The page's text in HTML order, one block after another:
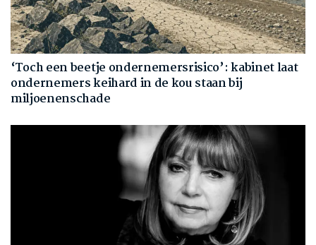
‘Toch een beetje ondernemersrisico’: kabinet laat
ondernemers keihard in de kou staan bij
miljoenenschade